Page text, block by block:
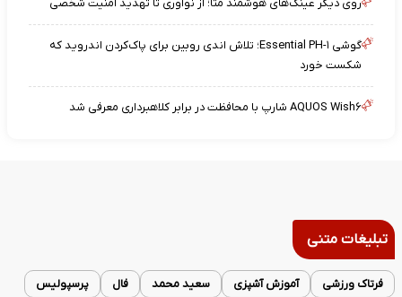
روی دیگر عینک‌های هوشمند متا؛ از نوآوری تا تهدید امنیت شخصی
گوشی Essential PH-۱؛ تلاش اندی روبین برای پاک‌کردن اندروید که
شکست خورد
AQUOS Wish۶ شارپ با محافظت در برابر کلاهبرداری معرفی شد
تبلیغات متنی
فرتاک ورزشی آموزش آشپزی سعید محمد فال پرسپولیس